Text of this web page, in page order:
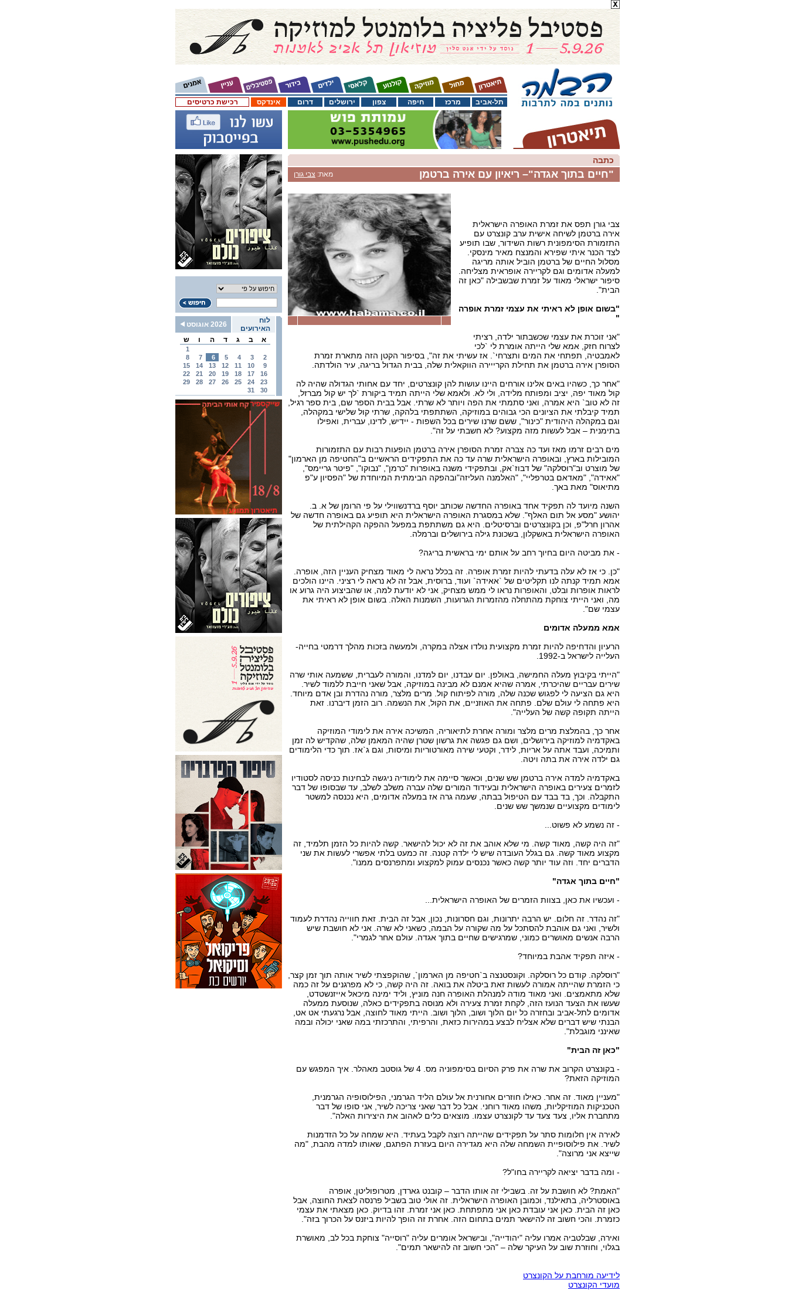
רכישת כרטיסים אינדקס דרום ירושלים צפון חיפה מרכז תל-אביב
לוח
האירועים
2026 אוגוסט
א
ב ג ד ה ו ש
1
2
3
4
5
6
7
8
9
10
11
12
13
14
15
16
17
18
19
20
21
22
23
24
25
26
27
28
29
30
31
כתבה
מאת: צבי גורן "חיים בתוך אגדה"– ריאיון עם אירה ברטמן
צבי גורן תפס את זמרת האופרה הישראלית
אירה ברטמן לשיחה אישית ערב קונצרט עם
התזמורת הסימפונית רשות השידור, שבו תופיע
לצד הכנר איתי שפירא והמנצח מאיר מינסקי.
מסלול החיים של ברטמן הוביל אותה מריגה
למעלה אדומים וגם לקריירה אופראית מצליחה.
סיפור ישראלי מאוד על זמרת שבשבילה "כאן זה
הבית".
"בשום אופן לא ראיתי את עצמי זמרת אופרה
"
"אני זוכרת את עצמי שכשבתור ילדה, רציתי
לצרוח חזק, אמא שלי הייתה אומרת לי `לכי
לאמבטיה, תפתחי את המים ותצרחי`. אז עשיתי את זה", בסיפור הקטן הזה מתארת זמרת
הסופרן אירה ברטמן את תחילת הקרייירה הווקאלית שלה, בבית הגדול בריגה, עיר הולדתה.
"אחר כך, כשהיו באים אלינו אורחים היינו עושות להן קונצרטים, יחד עם אחותי הגדולה שהיה לה
קול מאוד יפה, יציב ומפותח מלידה, ולי לא. ולאמא שלי הייתה תמיד ביקורת `לך יש קול מברזל,
זה לא טוב` היא אמרה, ואני סתמתי את הפה ויותר לא שרתי. אבל בבית הספר שם, בית ספר רגיל,
תמיד קיבלתי את הציונים הכי גבוהים במוזיקה, השתתפתי בלהקה, שרתי קול שלישי במקהלה,
וגם במקהלה היהודית "כינור", ששם שרנו שירים בכל השפות - יידיש, לדינו, עברית, ואפילו
בתימנית – אבל לעשות מזה מקצוע? לא חשבתי על זה".
מים רבים זרמו מאז ועד כה צברה זמרת הסופרן אירה ברטמן הופעות רבות עם התזמורות
המובילות בארץ, ובאופרה הישראלית שרה עד כה את התפקידים הראשיים ב"החטיפה מן הארמון"
של מוצרט וב"רוסלקה" של דבוז`אק, ובתפקידי משנה באופרות "כרמן", "נבוקו", "פיטר גריימס",
"אאידה", "מאדאם בטרפליי", "האלמנה העליזה"ובהפקה הבימתית המיוחדת של "הפסיון ע"פ
מתיאוס" מאת באך.
השנה מיועד לה תפקיד אחד באופרה החדשה שכותב יוסף ברדנשווילי על פי הרומן של א. ב.
יהושע "מסע אל תום האלף". שלא במסגרת האופרה הישראלית היא תופיע גם באופרה חדשה של
אהרון חרל"פ, וכן בקונצרטים וברסיטלים. היא גם משתתפת במפעל ההפקה הקהילתית של
האופרה הישראלית באשקלון, בשכונת גילה בירושלים וברמלה.
- את מביטה היום בחיוך רחב על אותם ימי בראשית בריגה?
"כן. כי אז לא עלה בדעתי להיות זמרת אופרה. זה בכלל נראה לי מאוד מצחיק העניין הזה, אופרה.
אמא תמיד קנתה לנו תקליטים של `אאידה` ועוד, ברוסית, אבל זה לא נראה לי רציני. היינו הולכים
לראות אופרות ובלט, והאופרות נראו לי ממש מצחיק, אני לא יודעת למה, או שהביצוע היה גרוע או
מה, ואני הייתי צוחקת מהתחלה מהזמרות הגרועות, השמנות האלה. בשום אופן לא ראיתי את
עצמי שם".
אמא ממעלה אדומים
הרעיון והדחיפה להיות זמרת מקצועית נולדו אצלה במקרה, ולמעשה בזכות מהלך דרמטי בחייה-
העלייה לישראל ב-1992.
"הייתי בקיבוץ מעלה החמישה, באולפן. יום עבדנו, יום למדנו, והמורה לעברית, ששמעה אותי שרה
שירים עבריים שהיכרתי, אמרה שהיא אמנם לא מבינה במוזיקה, אבל שאני חייבת ללמוד לשיר.
היא גם הציעה לי לפגוש שכנה שלה, מורה לפיתוח קול. מרים מלצר, מורה נהדרת ובן אדם מיוחד.
היא פתחה לי עולם שלם. פתחה את האוזניים, את הקול, את הנשמה. רוב הזמן דיברנו. זאת
הייתה תקופה קשה של העלייה".
אחר כך, בהמלצת מרים מלצר ומורה אחרת לתיאוריה, המשיכה אירה את לימודי המוזיקה
באקדמיה למוזיקה בירושלים, ושם גם פגשה את גרשון שטרן שהיה המאמן שלה, שהקדיש לה זמן
ותמיכה, ועבד אתה על אריות, לידר, וקטעי שירה מאורטוריות ומיסות, וגם ג`אז. תוך כדי הלימודים
גם ילדה אירה את בתה ויטה.
באקדמיה למדה אירה ברטמן שש שנים, וכאשר סיימה את לימודיה ניגשה לבחינות כניסה לסטודיו
לזמרים צעירים באופרה הישראלית ובעידוד המורים שלה עברה משלב לשלב, עד שבסופו של דבר
התקבלה. וכך, בד בבד עם הטיפול בבתה, שעמה גרה אז במעלה אדומים, היא נכנסה למשטר
לימודים מקצועיים שנמשך שש שנים.
- זה נשמע לא פשוט...
"זה היה קשה, מאוד קשה. מי שלא אוהב את זה לא יכול להישאר. קשה להיות כל הזמן תלמיד, זה
מקצוע מאוד קשה. גם בגלל העובדה שיש לי ילדה קטנה. זה כמעט בלתי אפשרי לעשות את שני
הדברים יחד. וזה עוד יותר קשה כאשר נכנסים עמוק למקצוע ומתפרנסים ממנו".
"חיים בתוך אגדה"
- ועכשיו את כאן, בצוות הזמרים של האופרה הישראלית...
"זה נהדר. זה חלום. יש הרבה יתרונות, וגם חסרונות, נכון, אבל זה הבית. זאת חווייה נהדרת לעמוד
ולשיר, ואני גם אוהבת להסתכל על מה שקורה על הבמה, כשאני לא שרה. אני לא חושבת שיש
הרבה אנשים מאושרים כמוני, שמרגישים שחיים בתוך אגדה. עולם אחר לגמרי".
- איזה תפקיד אהבת במיוחד?
"רוסלקה. קודם כל רוסלקה. וקונסטנצה ב`חטיפה מן הארמון`, שהוקפצתי לשיר אותה תוך זמן קצר,
כי הזמרת שהייתה אמורה לעשות זאת ביטלה את בואה. זה היה קשה, כי לא מפרגנים על זה כמה
שלא מתאמצים. ואני מאוד מודה למנהלת האופרה חנה מוניץ, וליד ימינה מיכאל אייזנשטדט,
שעשו את הצעד הנועז הזה, לקחת זמרת צעירה ולא מנוסה בתפקידים כאלה, שנוסעת ממעלה
אדומים לתל-אביב ובחזרה כל יום הלוך ושוב, הלוך ושוב. הייתי מאוד לחוצה, אבל נרגעתי אט אט,
הבנתי שיש דברים שלא אצליח לבצע במהירות כזאת, והרפיתי, והתרכזתי במה שאני יכולה ובמה
שאינני מוגבלת".
"כאן זה הבית"
- בקונצרט הקרוב את שרה את פרק הסיום בסימפוניה מס. 4 של גוסטב מאהלר. איך המפגש עם
המוזיקה הזאת?
"מעניין מאוד. זה אחר. כאילו חוזרים אחורנית אל עולם הליד הגרמני, הפילוסופיה הגרמנית,
הטכניקות המוזיקליות, משהו מאוד רוחני. אבל כל דבר שאני צריכה לשיר, אני סופו של דבר
מתחברת אליו, צעד צעד עד לקונצרט עצמו. מוצאים כלים לאהוב את היצירות האלה".
לאירה אין חלומות סתר על תפקידים שהייתה רוצה לקבל בעתיד. היא שמחה על כל הזדמנות
לשיר. את פילוסופיית השמחה שלה היא מגדירה היום בעזרת הפתגם, שאותו למדה מהבת, "מה
שייצא אני מרוצה".
- ומה בדבר יציאה לקריירה בחו"ל?
"האמת? לא חושבת על זה. בשבילי זה אותו הדבר – קובנט גארדן, מטרופוליטן, אופרה
באוסטרליה, בתאילנד, וכמובן האופרה הישראלית. זה אולי טוב בשביל פרנסה לצאת החוצה, אבל
כאן זה הבית. כאן אני עובדת כאן אני מתפתחת. כאן אני זמרת. זהו בדיוק. כאן מצאתי את עצמי
כזמרת. והכי חשוב זה להישאר תמים בתחום הזה. אחרת זה הופך להיות ביזנס על הכרוך בזה".
ואירה, שבלטביה אמרו עליה "יהודייה", ובישראל אומרים עליה "רוסייה" צוחקת בכל לב, מאושרת
בגלוי, וחוזרת שוב על העיקר שלה – "הכי חשוב זה להישאר תמים".
לידיעה מורחבת על הקונצרט
מועדי הקונצרט